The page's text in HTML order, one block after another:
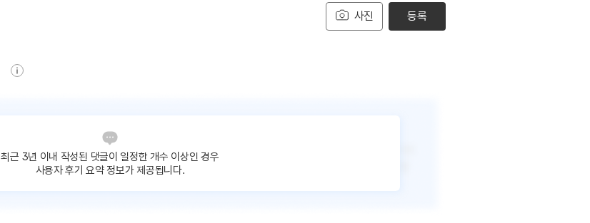
사진 등록
최근 3년 이내 작성된 댓글이 일정한 개수 이상인 경우
사용자 후기 요약 정보가 제공됩니다.